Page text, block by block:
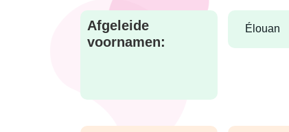
Afgeleide
voornamen:
élouan